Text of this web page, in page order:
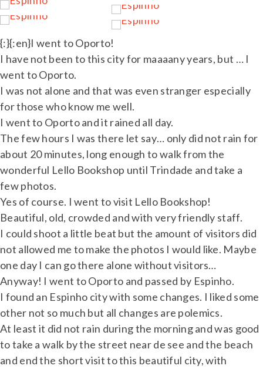
{:}{:en}I went to Oporto!
I have not been to this city for maaaany years, but … I
went to Oporto.
I was not alone and that was even stranger especially
for those who know me well.
I went to Oporto and it rained all day.
The few hours I was there let say… only did not rain for
about 20 minutes, long enough to walk from the
wonderful Lello Bookshop until Trindade and take a
few photos.
Yes of course. I went to visit Lello Bookshop!
Beautiful, old, crowded and with very friendly staff.
I could shoot a little beat but the amount of visitors did
not allowed me to make the photos I would like. Maybe
one day I can go there alone without visitors…
Anyway! I went to Oporto and passed by Espinho.
I found an Espinho city with some changes. I liked some
other not so much but all changes are polemics.
At least it did not rain during the morning and was good
to take a walk by the street near de see and the beach
and end the short visit to this beautiful city, with